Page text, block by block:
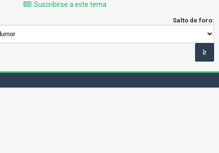
Suscribirse a este tema
Salto de foro: